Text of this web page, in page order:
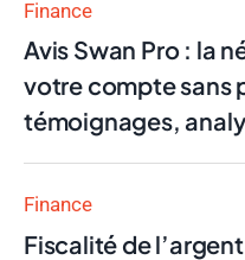
Finance
Avis Swan Pro : la
votre compte sans
témoignages,
Finance
Fiscalité de